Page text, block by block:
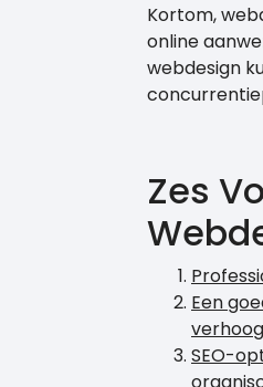
Kortom,
online
webdesign
Zes
Een
SEO-